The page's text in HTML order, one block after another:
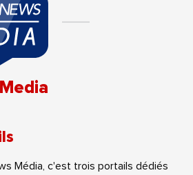
Média, c'est trois portails dédiés